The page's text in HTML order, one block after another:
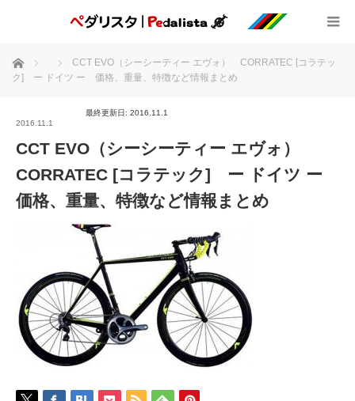
ホーム
CCT EVO（シーシーティー エヴォ） CORRATEC [コラテッ
ク] ー ドイツ ー 価格、重量、特徴など情報まとめ
2016.11.1
最終更新日: 2016.11.1
CCT EVO（シーシーティー エヴォ）
CORRATEC [コラテック] ー ドイツ ー
価格、重量、特徴など情報まとめ